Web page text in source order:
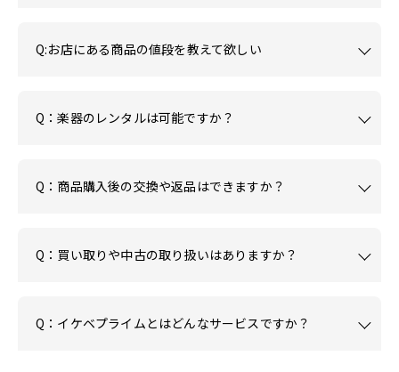
Q:お店にある商品の値段を教えて欲しい
Q：楽器のレンタルは可能ですか？
Q：商品購入後の交換や返品はできますか？
Q：買い取りや中古の取り扱いはありますか？
Q：イケベプライムとはどんなサービスですか？